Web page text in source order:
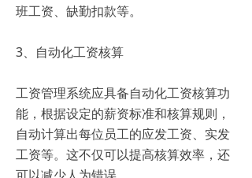
班工资、缺勤扣款等。
3、自动化工资核算
工资管理系统应具备自动化工资核算功
能，根据设定的薪资标准和核算规则，
自动计算出每位员工的应发工资、实发
工资等。这不仅可以提高核算效率，还